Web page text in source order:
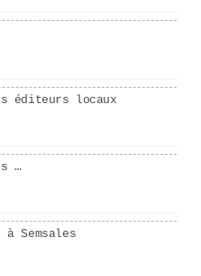
éditeurs locaux
…
Semsales